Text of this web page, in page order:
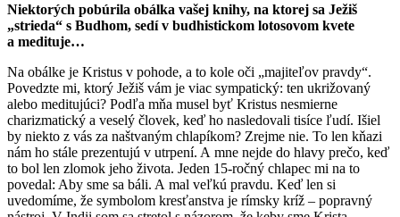
Niektorých pobúrila obálka vašej knihy, na ktorej sa Ježiš
„strieda“ s Budhom, sedí v budhistickom lotosovom kvete
a medituje…
Na obálke je Kristus v pohode, a to kole oči „majiteľov pravdy“.
Povedzte mi, ktorý Ježiš vám je viac sympatický: ten ukrižovaný
alebo meditujúci? Podľa mňa musel byť Kristus nesmierne
charizmatický a veselý človek, keď ho nasledovali tisíce ľudí. Išiel
by niekto z vás za naštvaným chlapíkom? Zrejme nie. To len kňazi
nám ho stále prezentujú v utrpení. A mne nejde do hlavy prečo, keď
to bol len zlomok jeho života. Jeden 15-ročný chlapec mi na to
povedal: Aby sme sa báli. A mal veľkú pravdu. Keď len si
uvedomíme, že symbolom kresťanstva je rímsky kríž – popravný